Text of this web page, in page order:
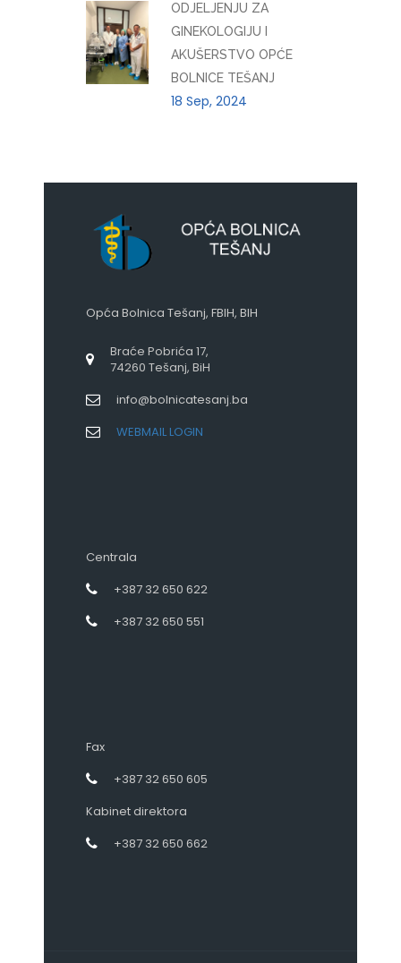
ODJELJENJU ZA
GINEKOLOGIJU I
AKUŠERSTVO OPĆE
BOLNICE TEŠANJ
18 Sep, 2024
Opća Bolnica Tešanj, FBIH, BIH
Braće Pobrića 17,
74260 Tešanj, BiH
info@bolnicatesanj.ba
WEBMAIL LOGIN
Centrala
+387 32 650 622
+387 32 650 551
Fax
+387 32 650 605
Kabinet direktora
+387 32 650 662